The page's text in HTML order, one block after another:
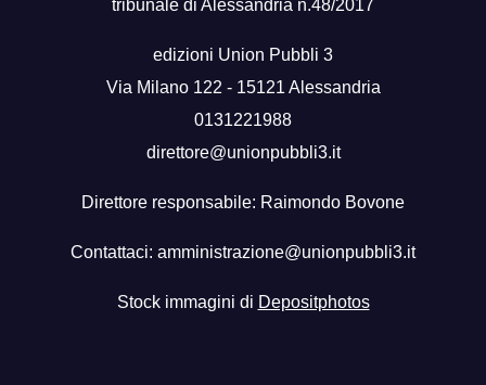
tribunale di Alessandria n.48/2017
edizioni Union Pubbli 3
Via Milano 122 - 15121 Alessandria
0131221988
direttore@unionpubbli3.it
Direttore responsabile: Raimondo Bovone
Contattaci: amministrazione@unionpubbli3.it
Stock immagini di Depositphotos